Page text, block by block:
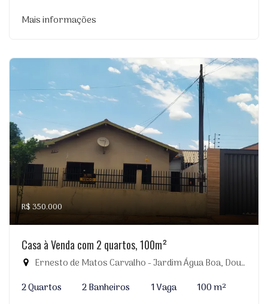
Mais informações
R$ 350.000
Casa à Venda com 2 quartos, 100m²
Ernesto de Matos Carvalho - Jardim Água Boa, Dourados-MS
2 Quartos
2 Banheiros 1 Vaga
100 m²